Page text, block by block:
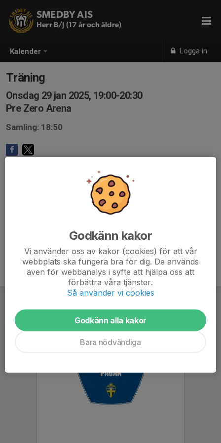
Kalender Logga in
SMEDBY AIS
Herr B/J (17 år och äldre)
Träning
Onsdag 29 jan 2025, 19:00-20:30
Pre Zero Arena
Samling: 18:50
Godkänn kakor
Vi använder oss av kakor (cookies) för att vår
webbplats ska fungera bra för dig. De används
även för webbanalys i syfte att hjälpa oss att
förbättra våra tjänster.
Så använder vi cookies
Godkänn alla kakor
Bara nödvändiga